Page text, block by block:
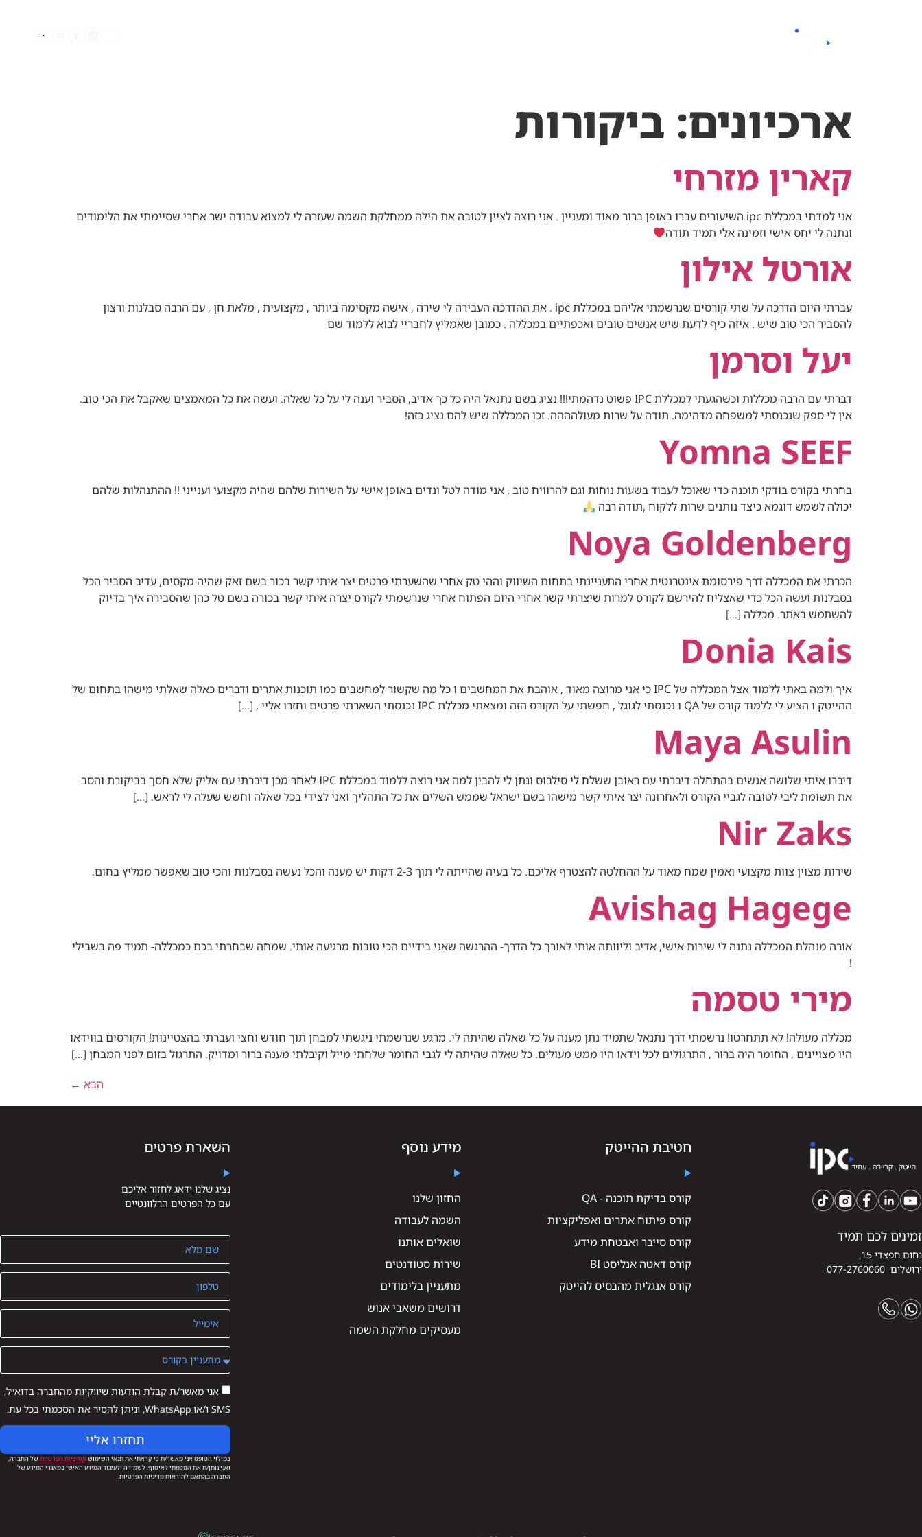
ארכיונים: ביקורות
קארין מזרחי
אני למדתי במכללת ipc השיעורים עברו באופן ברור מאוד ומעניין . אני רוצה לציין לטובה את הילה ממחלקת השמה שעזרה לי למצוא עבודה ישר אחרי שסיימתי את הלימודים
ונתנה לי יחס אישי וזמינה אלי תמיד תודה
אורטל אילון
עברתי היום הדרכה על שתי קורסים שנרשמתי אליהם במכללת ipc . את ההדרכה העבירה לי שירה , אישה מקסימה ביותר , מקצועית , מלאת חן , עם הרבה סבלנות ורצון
להסביר הכי טוב שיש . איזה כיף לדעת שיש אנשים טובים ואכפתיים במכללה . כמובן שאמליץ לחבריי לבוא ללמוד שם
יעל וסרמן
דברתי עם הרבה מכללות וכשהגעתי למכללת IPC פשוט נדהמתי!!! נציג בשם נתנאל היה כל כך אדיב, הסביר וענה לי על כל שאלה. ועשה את כל המאמצים שאקבל את הכי טוב.
אין לי ספק שנכנסתי למשפחה מדהימה. תודה על שרות מעולהההה. זכו המכללה שיש להם נציג כזה!
Yomna SEEF
בחרתי בקורס בודקי תוכנה כדי שאוכל לעבוד בשעות נוחות וגם להרוויח טוב , אני מודה לטל ונדים באופן אישי על השירות שלהם שהיה מקצועי וענייני !! ההתנהלות שלהם
יכולה לשמש דוגמא כיצד נותנים שרות ללקוח ,תודה רבה
Noya Goldenberg
הכרתי את המכללה דרך פירסומת אינטרנטית אחרי התעניינתי בתחום השיווק וההי טק אחרי שהשערתי פרטים יצר איתי קשר בכור בשם זאק שהיה מקסים, עדיב הסביר הכל
בסבלנות ועשה הכל כדי שאצליח להירשם לקורס למרות שיצרתי קשר אחרי היום הפתוח אחרי שנרשמתי לקורס יצרה איתי קשר בכורה בשם טל כהן שהסבירה איך בדיוק
להשתמש באתר. מכללה […]
Donia Kais
איך ולמה באתי ללמוד אצל המכללה של IPC כי אני מרוצה מאוד , אוהבת את המחשבים ו כל מה שקשור למחשבים כמו תוכנות אתרים ודברים כאלה שאלתי מישהו בתחום של
ההייטק ו הציע לי ללמוד קורס של QA ו נכנסתי לגוגל , חפשתי על הקורס הזה ומצאתי מכללת IPC נכנסתי השארתי פרטים וחזרו אליי , […]
Maya Asulin
דיברו איתי שלושה אנשים בהתחלה דיברתי עם ראובן ששלח לי סילבוס ונתן לי להבין למה אני רוצה ללמוד במכללת IPC לאחר מכן דיברתי עם אליק שלא חסך בביקורת והסב
את תשומת ליבי לטובה לגביי הקורס ולאחרונה יצר איתי קשר מישהו בשם ישראל שממש השלים את כל התהליך ואני לצידי בכל שאלה וחשש שעלה לי לראש. […]
Nir Zaks
שירות מצוין צוות מקצועי ואמין שמח מאוד על ההחלטה להצטרף אליכם. כל בעיה שהייתה לי תוך 2-3 דקות יש מענה והכל נעשה בסבלנות והכי טוב שאפשר ממליץ בחום.
Avishag Hagege
אורה מנהלת המכללה נתנה לי שירות אישי, אדיב וליוותה אותי לאורך כל הדרך- ההרגשה שאני בידיים הכי טובות מרגיעה אותי. שמחה שבחרתי בכם כמכללה- תמיד פה בשבילי
!
מירי טסמה
מכללה מעולה! לא תתחרטו! נרשמתי דרך נתנאל שתמיד נתן מענה על כל שאלה שהיתה לי. מרגע שנרשמתי ניגשתי למבחן תוך חודש וחצי ועברתי בהצטיינות! הקורסים בווידאו
היו מצויינים , החומר היה ברור , התרגולים לכל וידאו היו ממש מעולים. כל שאלה שהיתה לי לגבי החומר שלחתי מייל וקיבלתי מענה ברור ומדויק. התרגול בזום לפני המבחן […]
הבא ←
זמינים לכם תמיד
נחום חפצדי 15,
ירושלים 077-2760060
חטיבת ההייטק
קורס בדיקת תוכנה - QA
קורס פיתוח אתרים ואפליקציות
קורס סייבר ואבטחת מידע
קורס דאטה אנליסט BI
קורס אנגלית מהבסיס להייטק
מידע נוסף
החזון שלנו
השמה לעבודה
שואלים אותנו
שירות סטודנטים
מתעניין בלימודים
דרושים משאבי אנוש
מעסיקים מחלקת השמה
השארת פרטים
נציג שלנו ידאג לחזור אליכם
עם כל הפרטים הרלוונטיים
אני מאשר/ת קבלת הודעות שיווקיות מהחברה בדוא״ל,
SMS ו/או WhatsApp, וניתן להסיר את הסכמתי בכל עת.
תחזרו אליי
במילוי הטופס אני מאשר/ת כי קראתי את תנאי השימוש ומדיניות הפרטיות של החברה,
ואני נותן/ת את הסכמתי לאיסוף, לשמירה ולעיבוד המידע האישי במאגרי המידע של
החברה בהתאם להוראות מדיניות הפרטיות.